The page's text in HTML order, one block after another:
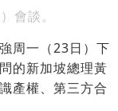
會談。
周一（23日）下
的新加坡總理黃
產權、第三方合